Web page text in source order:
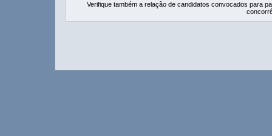
Verifique também a relação de candidatos convocados para